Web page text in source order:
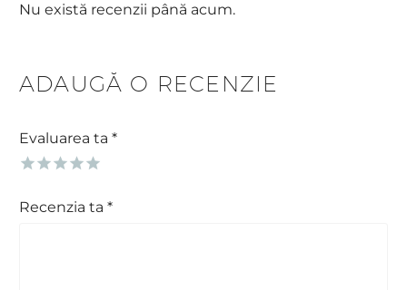
Nu există recenzii până acum.
ADAUGĂ O RECENZIE
Evaluarea ta *
Recenzia ta *